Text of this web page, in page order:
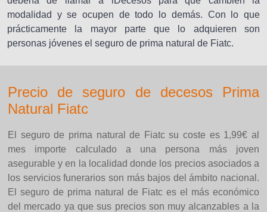
modalidad y se ocupen de todo lo demás. Con lo que
prácticamente la mayor parte que lo adquieren son
personas jóvenes el seguro de prima natural de Fiatc.
Precio de seguro de decesos Prima
Natural Fiatc
El seguro de prima natural de Fiatc su coste es 1,99€ al
mes importe calculado a una persona más joven
asegurable y en la localidad donde los precios asociados a
los servicios funerarios son más bajos del ámbito nacional.
El seguro de prima natural de Fiatc es el más económico
del mercado ya que sus precios son muy alcanzables a la